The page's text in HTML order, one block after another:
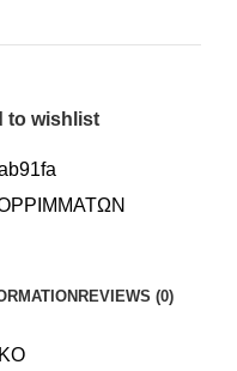
to wishlist
REVIEWS (0)